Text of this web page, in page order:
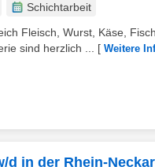
Schichtarbeit
Fleisch, Wurst, Käse,
sind herzlich ...
[ Weitere
d in der Rhein-